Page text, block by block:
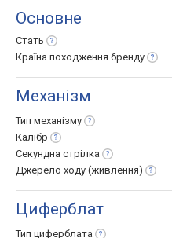
Основне
Стать
Країна походження бренду
Механізм
Тип механізму
Калібр
Секундна стрілка
Джерело ходу (живлення)
Циферблат
Тип циферблата